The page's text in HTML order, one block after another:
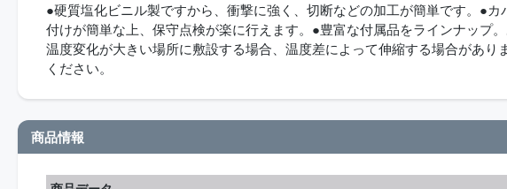
●硬質塩化ビニル製ですから、衝撃に強く、切断などの加工が簡単です。●
付けが簡単な上、保守点検が楽に行えます。●豊富な付属品をラインナップ
温度変化が大きい場所に敷設する場合、温度差によって伸縮する場合があ
ください。
商品情報